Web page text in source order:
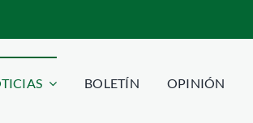
BOLETÍN OPINIÓN